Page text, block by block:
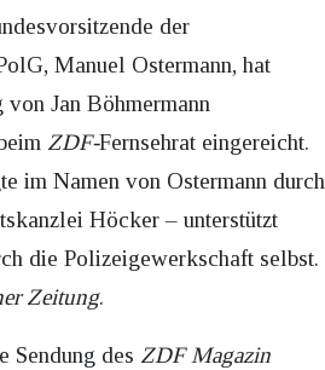
der
Manuel Ostermann, hat
von Jan Böhmermann
ZDF-Fernsehrat eingereicht.
im Namen von Ostermann durch
Höcker – unterstützt
die Polizeigewerkschaft selbst.
Zeitung.
Sendung des ZDF Magazin